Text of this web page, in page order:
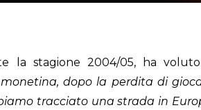
la stagione 2004/05, ha
monetina, dopo la perdita di
tracciato una strada in